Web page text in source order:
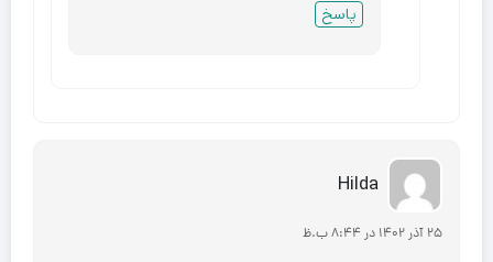
پاسخ
Hilda
۲۵ آذر ۱۴۰۲ در ۸:۴۴ ب.ظ